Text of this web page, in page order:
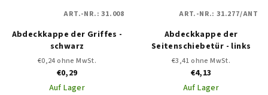
nAbdeckkappe der Griffes -
schwarz
€0,24 ohne MwSt.
€0,29
Auf Lager
ART.-NR.:31.008
Abdeckkappe der
Seitenschiebetür - links
€3,41 ohne MwSt.
€4,13
Auf Lager
ART.-NR.: 31.277/ANT